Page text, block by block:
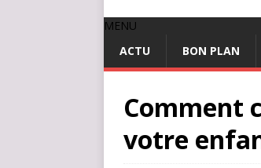
MENU
ACTU
BON PLAN
Comment
votre